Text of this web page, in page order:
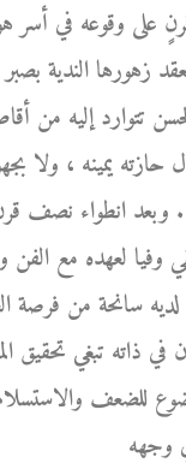
وقوعه في أسر
زهورها الندية
تتوارد إليه من
حازته يمينه ، ولا
. وبعد انطواء نصف
وفيا لعهده مع
سانحة من فرصة
في ذاته تبغي تحقيق
للضعف